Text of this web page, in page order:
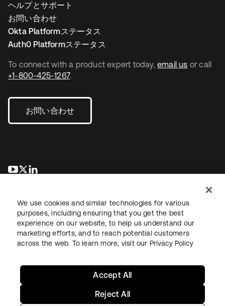
To connect with a product expert today, email us or call
+1-800-425-1267.
お問い合わせ
新しいタブで開く
新しいタブで開く
ヘルプとサポート
お問い合わせ
Okta Platformステータス
Auth0 Platformステータス
法務プライバシーポリシーサイト利用規約セキュリティ
We use cookies and similar technologies for various
purposes, including ensuring that you get the best
experience on our website, to help us understand our
marketing efforts, and to reach potential customers
across the web. To learn more, visit our Privacy Policy
Reject All
Accept All